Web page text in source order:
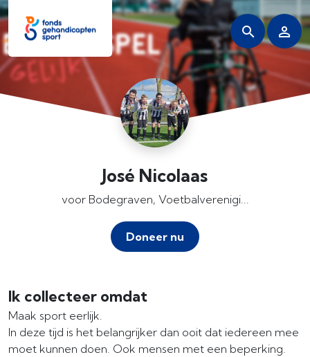
José Nicolaas
voor Bodegraven, Voetbalverenigi...
Doneer nu
Ik collecteer omdat
Maak sport eerlijk.
In deze tijd is het belangrijker dan ooit dat iedereen mee
moet kunnen doen. Ook mensen met een beperking.